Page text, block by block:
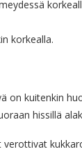
korkealla.
on kuitenkin
hissillä